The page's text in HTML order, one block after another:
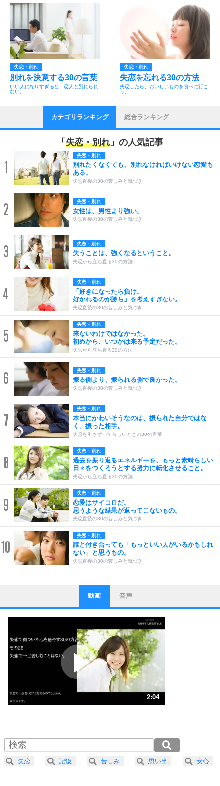
失恋・別れ
別れを決意する30の言葉
いい人になりすぎると、恋人と別れられ
ない。
失恋・別れ
失恋を忘れる30の方法
失恋したら、おいしいものを食べに行こ
う。
カテゴリランキング 総合ランキング
「 失恋・別れ 」の人気記事
1
失恋・別れ
別れたくなくても、別れなければいけない恋愛も
ある。
失恋直後の30の苦しみと気づき
2 失恋・別れ
女性は、男性より強い。
失恋直後の30の苦しみと気づき
3 失恋・別れ
失うことは、強くなるということ。
失恋から立ち直る30の方法
4
失恋・別れ
「好きになったら負け。
好かれるのが勝ち」を考えすぎない。
失恋直後の30の苦しみと気づき
5
失恋・別れ
来ないわけではなかった。
初めから、いつかは来る予定だった。
失恋から立ち直る30の方法
6 失恋・別れ
振る側より、振られる側で良かった。
失恋直後の30の苦しみと気づき
7
失恋・別れ
本当にかわいそうなのは、振られた自分ではな
く、振った相手。
失恋を引きずって苦しいときの30の言葉
8
失恋・別れ
過去を振り返るエネルギーを、もっと素晴らしい
日々をつくろうとする努力に転化させること。
失恋から立ち直る30の方法
9
失恋・別れ
恋愛はサイコロだ。
思うような結果が返ってこないもの。
失恋直後の30の苦しみと気づき
10
失恋・別れ
誰と付き合っても「もっといい人がいるかもしれ
ない」と思うもの。
失恋直後の30の苦しみと気づき
1
ストレス対策
他人と比べない。
いっそのこと、他人を見ない。
いらいらしない人になる30の方法
プラス思考
ポジティブになれない原因は、行動しないから。
ポジティブ思考になる30の方法
人生、なんとかなるもの。
気楽に生きる30の方法
4 器の大きい人は、怒りを優しさで表現する。
プラス思考
動画 音声
2:04
2.0倍速 （245KB 1分2秒）
2.5倍速 （196KB 49秒）
3.0倍速 （163KB 41秒）
失恋 記憶 苦しみ 思い出 安心